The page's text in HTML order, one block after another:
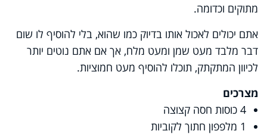
מתוקים וכדומה.
אתם יכולים לאכול אותו בדיוק כמו שהוא, בלי להוסיף לו שום
דבר מלבד מעט שמן ומעט מלח, אך אם אתם נוטים יותר
לכיוון המתקתק, תוכלו להוסיף מעט חמוציות.
מצרכים
4 כוסות חסה קצוצה
1 מלפפון חתוך לקוביות